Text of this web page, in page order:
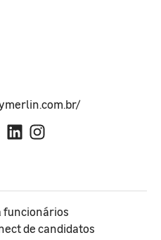
funcionários
de candidatos